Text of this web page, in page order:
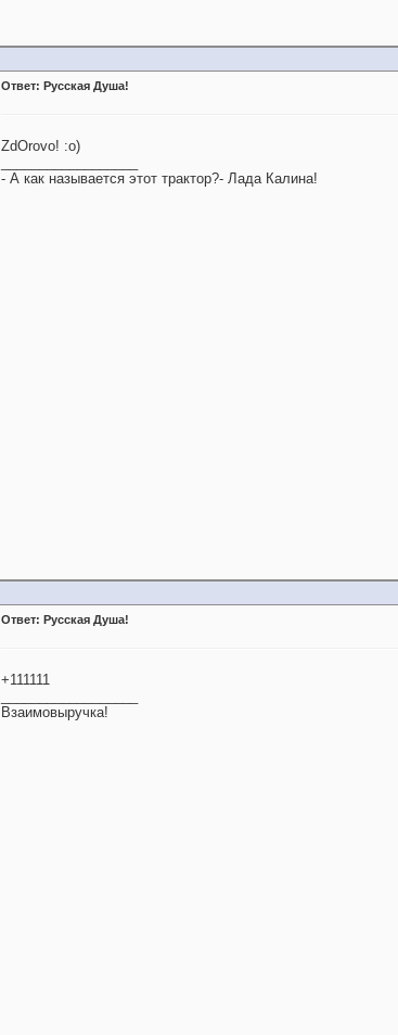
Ответ: Русская Душа!
ZdOrovo! :o)
- А как называется этот трактор?- Лада Калина!
Ответ: Русская Душа!
+111111
Взаимовыручка!